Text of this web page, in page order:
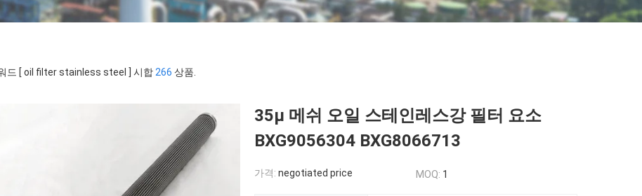
드 [ oil filter stainless steel ] 시합 266 상품.
35μ 메쉬 오일 스테인레스강 필터 요소
BXG9056304 BXG8066713
가격: negotiated price MOQ: 1